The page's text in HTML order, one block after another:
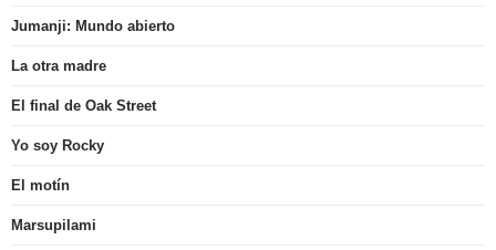
Jumanji: Mundo abierto
La otra madre
El final de Oak Street
Yo soy Rocky
El motín
Marsupilami